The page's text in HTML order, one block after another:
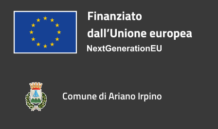
Comune di Ariano Irpino